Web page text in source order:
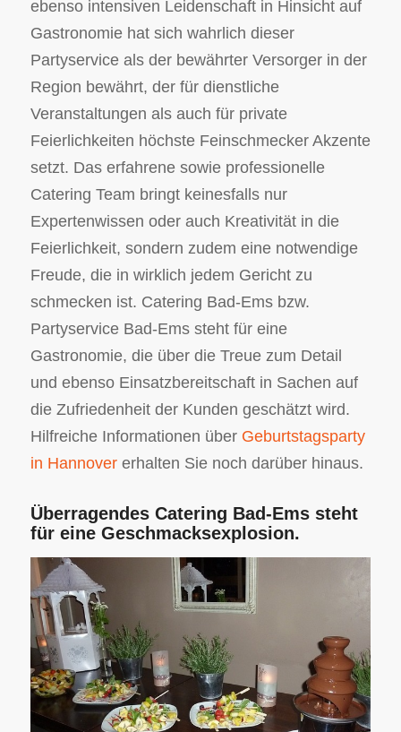
ebenso intensiven Leidenschaft in Hinsicht auf
Gastronomie hat sich wahrlich dieser
Partyservice als der bewährter Versorger in der
Region bewährt, der für dienstliche
Veranstaltungen als auch für private
Feierlichkeiten höchste Feinschmecker Akzente
setzt. Das erfahrene sowie professionelle
Catering Team bringt keinesfalls nur
Expertenwissen oder auch Kreativität in die
Feierlichkeit, sondern zudem eine notwendige
Freude, die in wirklich jedem Gericht zu
schmecken ist. Catering Bad-Ems bzw.
Partyservice Bad-Ems steht für eine
Gastronomie, die über die Treue zum Detail
und ebenso Einsatzbereitschaft in Sachen auf
die Zufriedenheit der Kunden geschätzt wird.
Hilfreiche Informationen über Geburtstagsparty
in Hannovererhalten Sie noch darüber hinaus.
Überragendes Catering Bad-Ems steht
für eine Geschmacksexplosion.